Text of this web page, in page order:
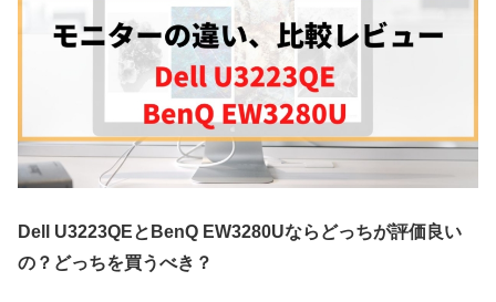
Dell U3223QEとBenQ EW3280Uならどっちが評価良い
の？どっちを買うべき？